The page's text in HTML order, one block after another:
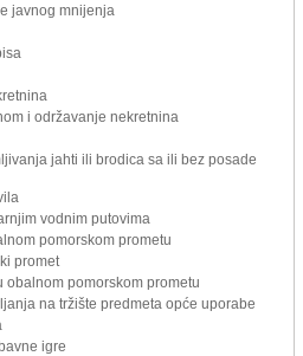
javnog mnijenja
i održavanje nekretnina
jahti ili brodica sa ili bez posade
vodnim putovima
pomorskom prometu
promet
pomorskom prometu
na tržište predmeta opće uporabe
igre